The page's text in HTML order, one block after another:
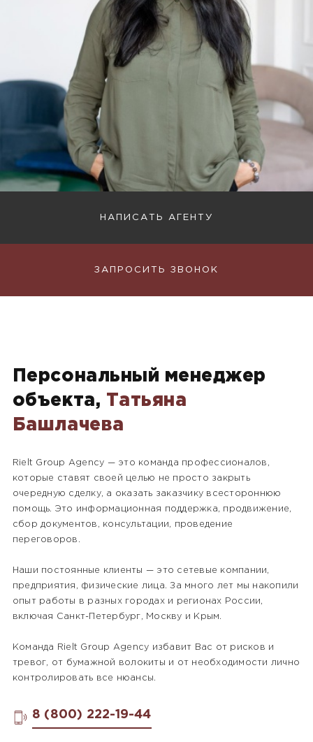
НАПИСАТЬ АГЕНТУ
ЗАПРОСИТЬ ЗВОНОК
Персональный менеджер
объекта, Татьяна
Башлачева
Rielt Group Agency — это команда профессионалов,
которые ставят своей целью не просто закрыть
очередную сделку, а оказать заказчику всестороннюю
помощь. Это информационная поддержка, продвижение,
сбор документов, консультации, проведение
переговоров.
Наши постоянные клиенты — это сетевые компании,
предприятия, физические лица. За много лет мы накопили
опыт работы в разных городах и регионах России,
включая Санкт-Петербург, Москву и Крым.
Команда Rielt Group Agency избавит Вас от рисков и
тревог, от бумажной волокиты и от необходимости лично
контролировать все нюансы.
8 (800) 222-19-44